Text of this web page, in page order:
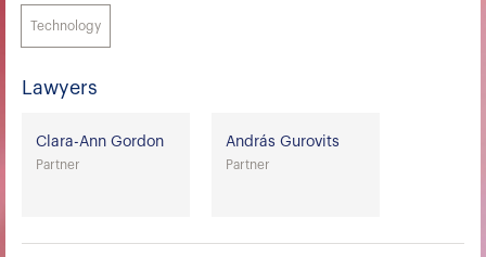
Technology
Lawyers
Clara-Ann Gordon
Partner
András Gurovits
Partner